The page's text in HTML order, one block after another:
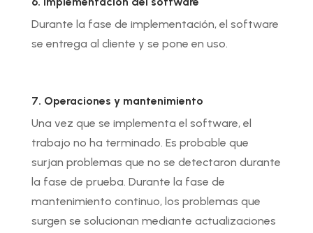
Durante la fase de implementación, el software
se entrega al cliente y se pone en uso.
7. Operaciones y mantenimiento
Una vez que se implementa el software, el
trabajo no ha terminado. Es probable que
surjan problemas que no se detectaron durante
la fase de prueba. Durante la fase de
mantenimiento continuo, los problemas que
surgen se solucionan mediante actualizaciones